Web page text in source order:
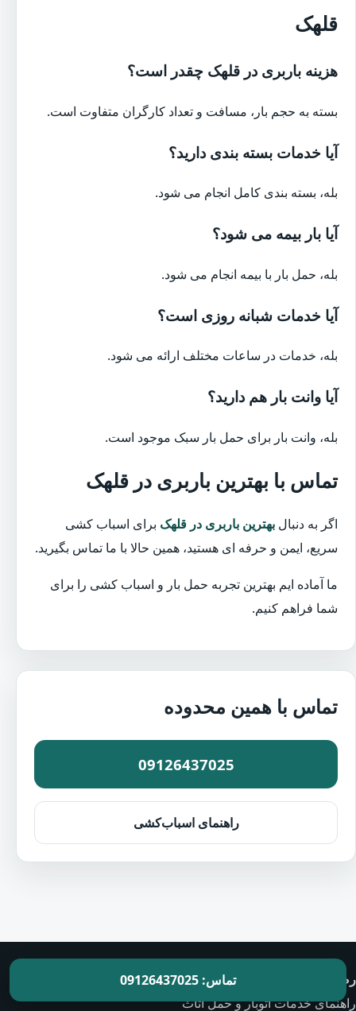
قلهک
هزینه باربری در قلهک چقدر است؟
بسته به حجم بار، مسافت و تعداد کارگران متفاوت است.
آیا خدمات بسته بندی دارید؟
بله، بسته بندی کامل انجام می شود.
آیا بار بیمه می شود؟
بله، حمل بار با بیمه انجام می شود.
آیا خدمات شبانه روزی است؟
بله، خدمات در ساعات مختلف ارائه می شود.
آیا وانت بار هم دارید؟
بله، وانت بار برای حمل بار سبک موجود است.
تماس با بهترین باربری در قلهک
اگر به دنبال بهترین باربری در قلهک برای اسباب کشی
سریع، ایمن و حرفه ای هستید، همین حالا با ما تماس بگیرید.
ما آماده ایم بهترین تجربه حمل بار و اسباب کشی را برای
شما فراهم کنیم.
تماس با همین محدوده
09126437025
راهنمای اسباب‌کشی
رضایت بار
راهنمای خدمات اتوبار و حمل اثاث
تماس: 09126437025